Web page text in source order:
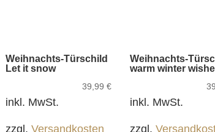
Weihnachts-Türschild
Let it snow
39,99€
inkl. MwSt.
zzgl.Versandkosten
Weihnachts-
warm winter
inkl. MwSt.
zzgl.